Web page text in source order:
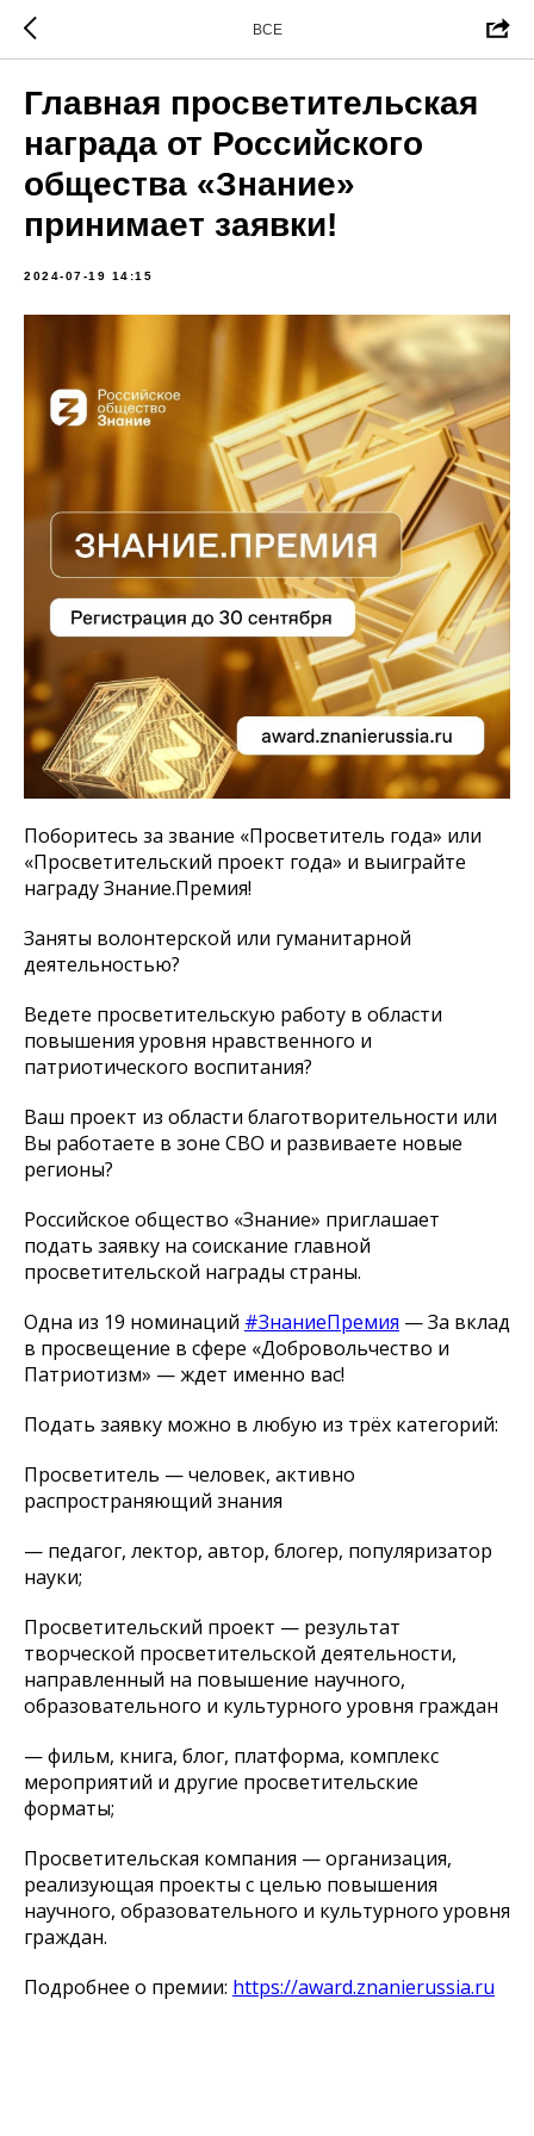
ВСЕ
Главная просветительская
награда от Российского
общества «Знание»
принимает заявки!
2024-07-19 14:15
Поборитесь за звание «Просветитель года» или
«Просветительский проект года» и выиграйте
награду Знание.Премия!
Заняты волонтерской или гуманитарной
деятельностью?
Ведете просветительскую работу в области
повышения уровня нравственного и
патриотического воспитания?
Ваш проект из области благотворительности или
Вы работаете в зоне СВО и развиваете новые
регионы?
Российское общество «Знание» приглашает
подать заявку на соискание главной
просветительской награды страны.
Одна из 19 номинаций #ЗнаниеПремия — За вклад
в просвещение в сфере «Добровольчество и
Патриотизм» — ждет именно вас!
Подать заявку можно в любую из трёх категорий:
Просветитель — человек, активно
распространяющий знания
— педагог, лектор, автор, блогер, популяризатор
науки;
Просветительский проект — результат
творческой просветительской деятельности,
направленный на повышение научного,
образовательного и культурного уровня граждан
— фильм, книга, блог, платформа, комплекс
мероприятий и другие просветительские
форматы;
Просветительская компания — организация,
реализующая проекты с целью повышения
научного, образовательного и культурного уровня
граждан.
Подробнее о премии: https://award.znanierussia.ru